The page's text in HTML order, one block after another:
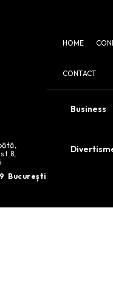
8,
București
HOME
CONTACT
Business